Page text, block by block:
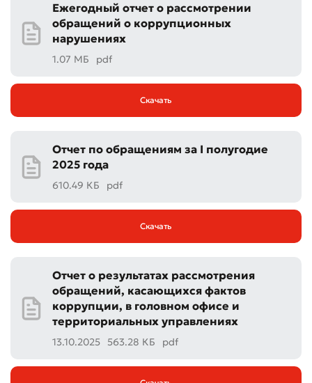
Ежегодный отчет о рассмотрении
обращений о коррупционных
нарушениях
1.07 МБ pdf
Скачать
Отчет по обращениям за I полугодие
2025 года
610.49 КБ pdf
Скачать
Отчет о результатах рассмотрения
обращений, касающихся фактов
коррупции, в головном офисе и
территориальных управлениях
13.10.2025 563.28 КБ pdf